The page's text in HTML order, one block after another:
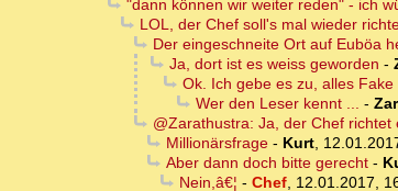
"dann können wir weiter reden" - ich
LOL, der Chef soll's mal wieder
Der eingeschneite Ort auf Euböa
Ja, dort ist es weiss geworden -
Ok. Ich gebe es zu, alles
Wer den Leser kennt ... -
@Zarathustra: Ja, der Chef richtet
Millionärsfrage- Kurt,
Aber dann doch bitte gerecht-
Nein,â€¦ - Chef, 12.01.2017,